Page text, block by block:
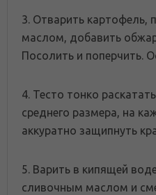
3. Отварить картофель,
маслом, добавить
Посолить и поперчить.
4. Тесто тонко
среднего размера, на
аккуратно защипнуть
5. Варить в кипящей
сливочным маслом и